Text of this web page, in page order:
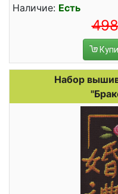
Наличие: Есть
498
Набор